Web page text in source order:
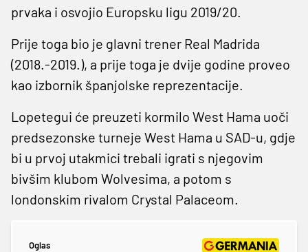
prvaka i osvojio Europsku ligu 2019/20.
Prije toga bio je glavni trener Real Madrida
(2018.-2019.), a prije toga je dvije godine proveo
kao izbornik španjolske reprezentacije.
Lopetegui će preuzeti kormilo West Hama uoči
predsezonske turneje West Hama u SAD-u, gdje
bi u prvoj utakmici trebali igrati s njegovim
bivšim klubom Wolvesima, a potom s
londonskim rivalom Crystal Palaceom.
Oglas